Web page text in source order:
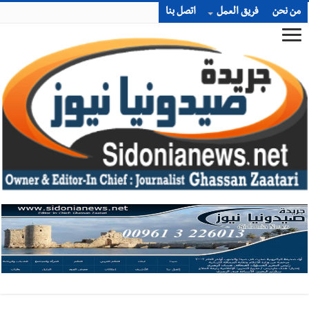
من نحن فريق العمل اتصل بنا